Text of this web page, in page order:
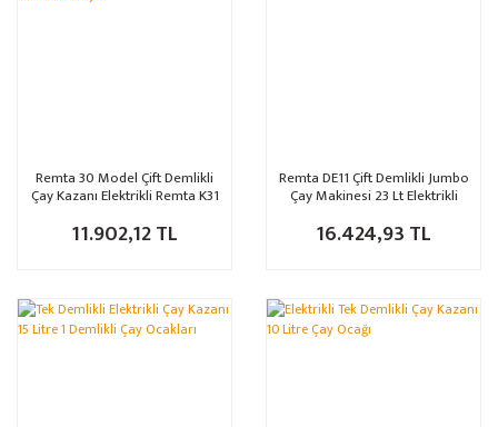
Remta 30 Model Çift Demlikli
Çay Kazanı Elektrikli Remta K31
11.902,12 TL
Remta DE11 Çift Demlikli Jumbo
Çay Makinesi 23 Lt Elektrikli
16.424,93 TL